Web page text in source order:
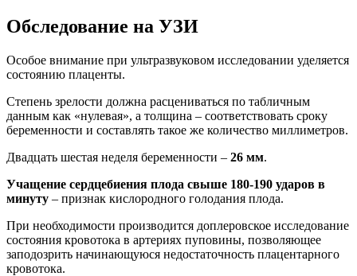
Обследование на УЗИ
Особое внимание при ультразвуковом исследовании уделяется
состоянию плаценты.
Степень зрелости должна расцениваться по табличным
данным как «нулевая», а толщина – соответствовать сроку
беременности и составлять такое же количество миллиметров.
Двадцать шестая неделя беременности – 26 мм.
Учащение сердцебиения плода свыше 180-190 ударов в
минуту – признак кислородного голодания плода.
При необходимости производится доплеровское исследование
состояния кровотока в артериях пуповины, позволяющее
заподозрить начинающуюся недостаточность плацентарного
кровотока.